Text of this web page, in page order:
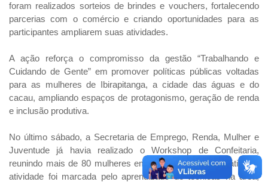
foram realizados sorteios de brindes e vouchers, fortalecendo
parcerias com o comércio e criando oportunidades para as
participantes ampliarem suas atividades.
A ação reforça o compromisso da gestão “Trabalhando e
Cuidando de Gente” em promover políticas públicas voltadas
para as mulheres de Ibirapitanga, a cidade das águas e do
cacau, ampliando espaços de protagonismo, geração de renda
e inclusão produtiva.
No último sábado, a Secretaria de Emprego, Renda, Mulher e
Juventude já havia realizado o Workshop de Confeitaria,
reunindo mais de 80 mulheres em uma capacitação prática. A
atividade foi marcada pelo aprendizado de técnicas na área,